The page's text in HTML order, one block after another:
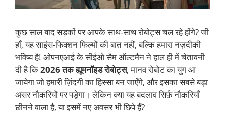
कुछ साल बाद सड़कों पर आपके साथ-साथ रोबोट्स चल रहे होंगे? जी
हाँ, यह साइंस-फिक्शन फिल्मों की बात नहीं, बल्कि हमारा नज़दीकी
भविष्य है! ओपनएआई के सीईओ सैम ऑल्टमैन ने हाल ही में चेतावनी
दी है कि2026 तक ह्यूमनॉइड रोबोट्स, मानव रोबोट का युग आ
जायेगा जो हमारी ज़िंदगी का हिस्सा बन जाएँगे, और इसका सबसे बड़ा
असर नौकरियों पर पड़ेगा। लेकिन क्या यह बदलाव सिर्फ़ नौकरियाँ
छीनने वाला है, या इसमें नए अवसर भी छिपे हैं?